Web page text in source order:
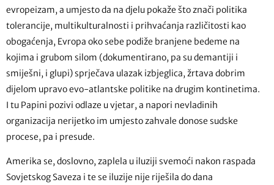
evropeizam, a umjesto da na djelu pokaže što znači politika
tolerancije, multikulturalnosti i prihvaćanja različitosti kao
obogaćenja, Evropa oko sebe podiže branjene bedeme na
kojima i grubom silom (dokumentirano, pa su demantiji i
smiješni, i glupi) sprječava ulazak izbjeglica, žrtava dobrim
dijelom upravo evo-atlantske politike na drugim kontinetima.
I tu Papini pozivi odlaze u vjetar, a napori nevladinih
organizacija nerijetko im umjesto zahvale donose sudske
procese, pa i presude.
Amerika se, doslovno, zaplela u iluziji svemoći nakon raspada
Sovjetskog Saveza i te se iluzije nije riješila do dana